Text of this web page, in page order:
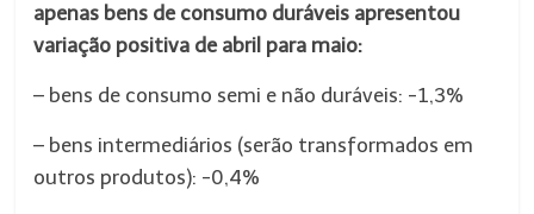
apenas bens de consumo duráveis apresentou
variação positiva de abril para maio:
– bens de consumo semi e não duráveis: -1,3%
– bens intermediários (serão transformados em
outros produtos): -0,4%